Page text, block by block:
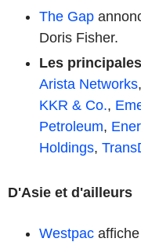
The Gap
Doris Fisher.
Les
Arista Networks,
KKR & Co.,
Petroleum,
Holdings,
D'Asie et d'ailleurs
Westpac